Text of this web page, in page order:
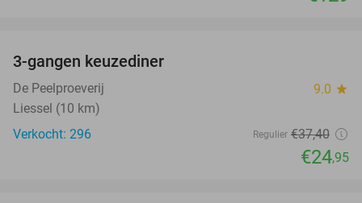
3-gangen keuzediner
De Peelproeverij 9.0 star
Liessel (10 km)
Verkocht: 296
Regulier €37,40
€24,95